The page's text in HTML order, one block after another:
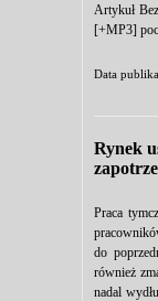
Artykuł
[+MP3]
Data
Rynek
Praca
do
również
nadal